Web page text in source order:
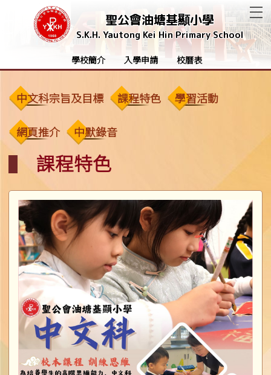
聖公會油塘基顯小學
S.K.H. Yautong Kei Hin Primary School
學校簡介 入學申請 校曆表
中文科宗旨及目標 課程特色 學習活動
網頁推介 中默錄音
課程特色